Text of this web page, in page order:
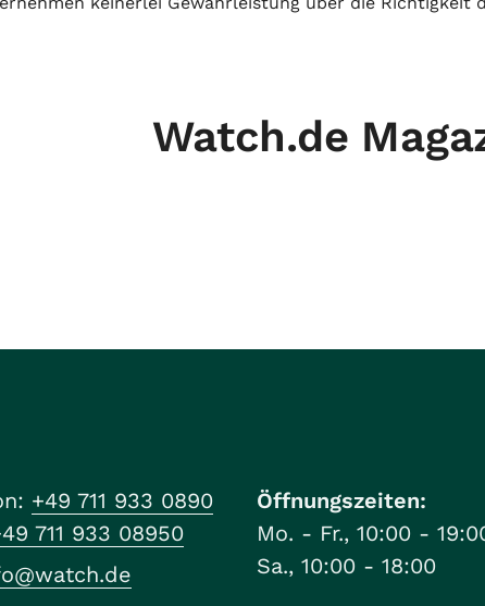
Watch.de
+49 711 933 0890
711 933 08950
Öffnungszeiten:
Mo. - Fr., 10:00 -
Sa., 10:00 - 18:00